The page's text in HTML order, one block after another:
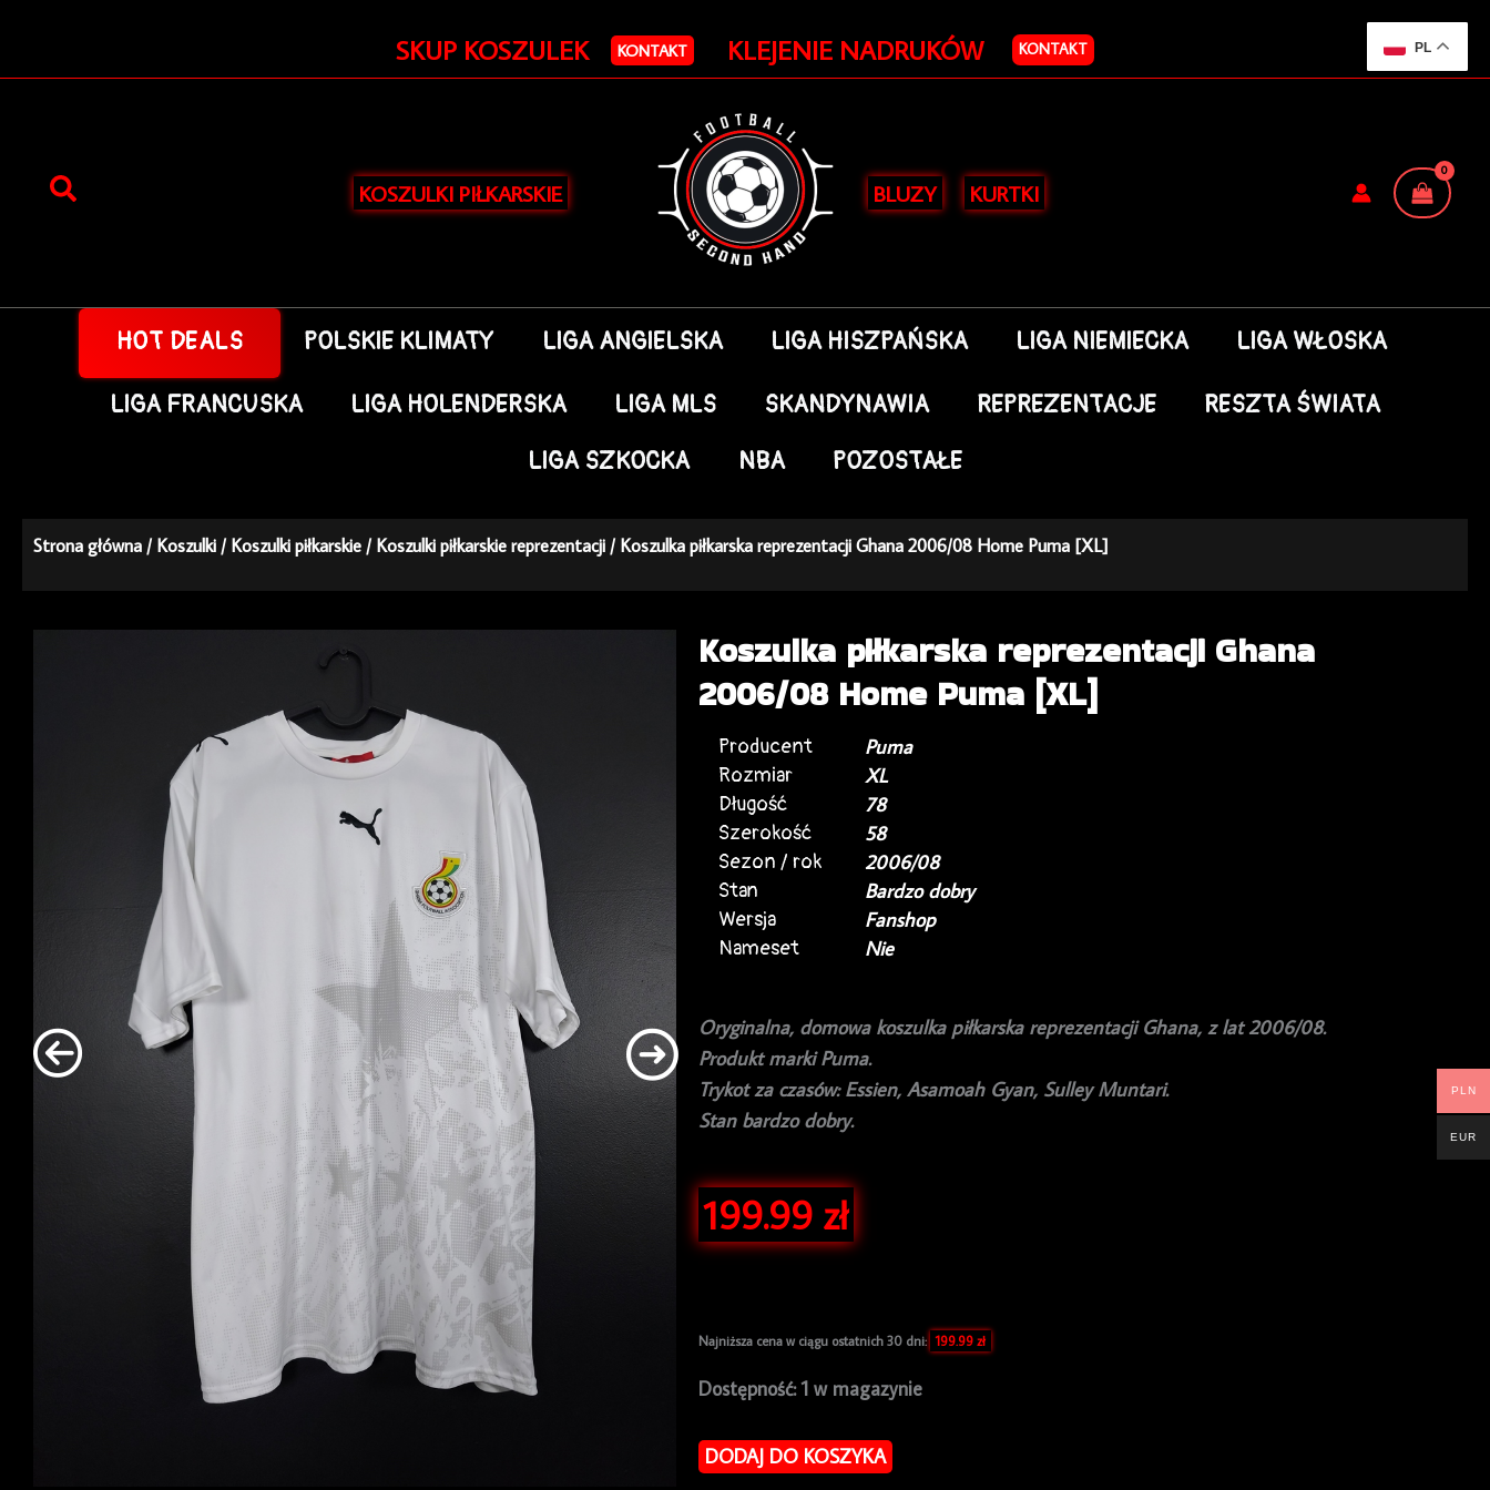
treści
SKUP KOSZULEK KONTAKT KLEJENIE NADRUKÓW KONTAKT
KOSZULKI PIŁKARSKIE BLUZY KURTKI
HOT DEALS POLSKIE KLIMATY LIGA ANGIELSKA LIGA HISZPAŃSKA LIGA NIEMIECKA LIGA WŁOSKA
LIGA FRANCUSKA LIGA HOLENDERSKA LIGA MLS SKANDYNAWIA REPREZENTACJE
RESZTA ŚWIATA
LIGA SZKOCKA
NBA POZOSTAŁE
Strona główna /Koszulki /Koszulki piłkarskie /Koszulki piłkarskie reprezentacji / Koszulka piłkarska reprezentacji Ghana 2006/08 Home Puma [XL]
Koszulka piłkarska reprezentacji Ghana
2006/08 Home Puma [XL]
Producent
Puma
Rozmiar
XL
Długość
78
Szerokość
58
Sezon / rok
2006/08
Stan
Bardzo dobry
Wersja
Fanshop
Nameset
Nie
Oryginalna, domowa koszulka piłkarska reprezentacji Ghana, z lat 2006/08.
Produkt marki Puma.
Trykot za czasów: Essien, Asamoah Gyan, Sulley Muntari.
Stan bardzo dobry.
199.99 zł
Najniższa cena w ciągu ostatnich 30 dni: 199.99 zł
Dostępność: 1 w magazynie
ilość
piłkarska
reprezentacji
DODAJ DO KOSZYKA
PL
PLN
EUR